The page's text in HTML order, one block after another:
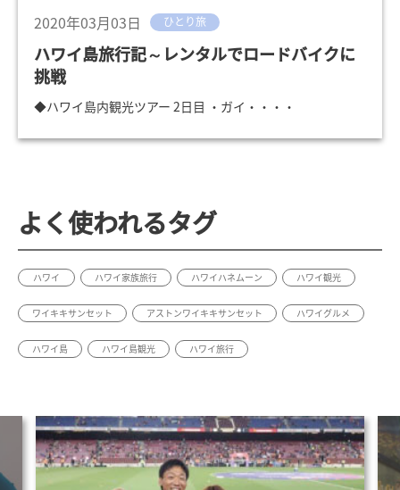
2020年03月03日 ひとり旅
ハワイ島旅行記～レンタルでロードバイクに
挑戦
◆ハワイ島内観光ツアー 2日目 ・ガイ・・・・
よく使われるタグ
ハワイ ハワイ家族旅行 ハワイハネムーン ハワイ観光
ワイキキサンセット アストンワイキキサンセット ハワイグルメ
ハワイ島 ハワイ島観光 ハワイ旅行